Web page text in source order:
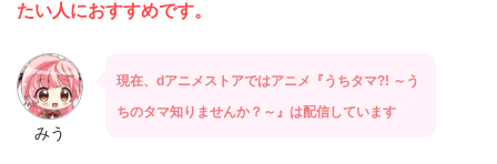
たい人におすすめです。
みう
現在、dアニメストアではアニメ『うちタマ?! ～う
ちのタマ知りませんか？～』は配信しています